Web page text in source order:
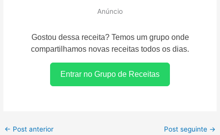
Anúncio
Gostou dessa receita? Temos um grupo onde
compartilhamos novas receitas todos os dias.
Entrar no Grupo de Receitas
← Post anterior Post seguinte →